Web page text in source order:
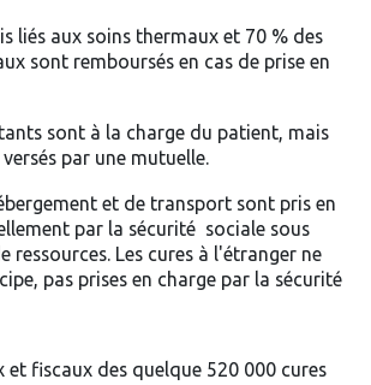
liés aux soins thermaux et 70 % des
sont remboursés en cas de prise en
sont à la charge du patient, mais
par une mutuelle.
et de transport sont pris en
par la sécurité sociale sous
ressources. Les cures à l'étranger ne
pas prises en charge par la sécurité
et fiscaux des quelque 520 000 cures